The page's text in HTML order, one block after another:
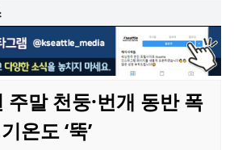
주말 천둥·번개 동반 폭
온도 ‘뚝’